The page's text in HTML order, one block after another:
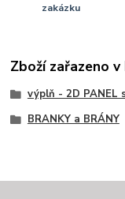
zakázku
Zboží zařazeno
výplň - 2D PANEL
BRANKY a BRÁNY